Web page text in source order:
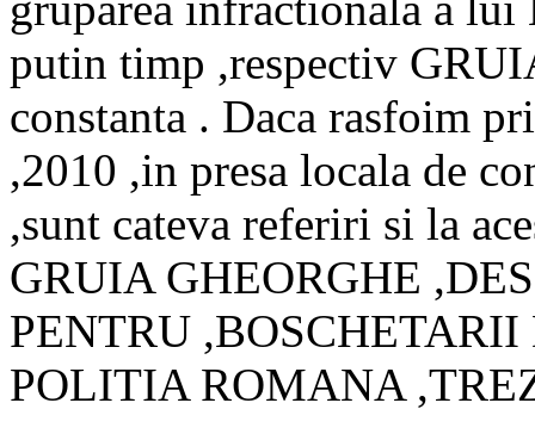
putin timp ,respectiv
constanta . Daca rasfoim
,2010 ,in presa locala de
,sunt cateva referiri si la
GRUIA GHEORGHE
PENTRU
POLITIA ROMANA